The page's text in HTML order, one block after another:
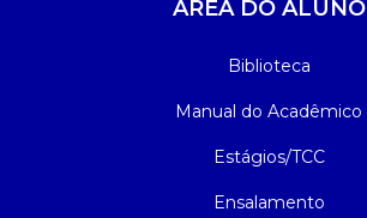
ÁREA DO ALUNO
Biblioteca
Manual do Acadêmico
Estágios/TCC
Ensalamento